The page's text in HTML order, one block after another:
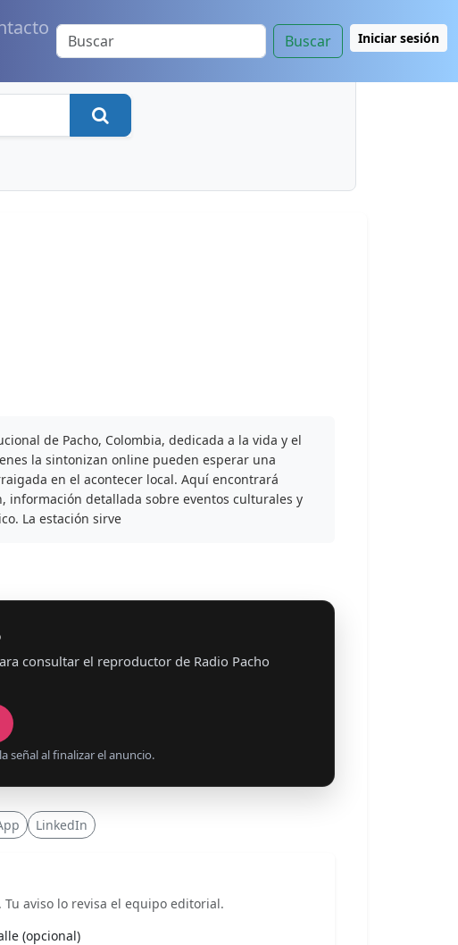
Buscar Iniciar sesión
de Pacho, Colombia, dedicada a la vida y el
la sintonizan online pueden esperar una
en el acontecer local. Aquí encontrará
información detallada sobre eventos culturales y
La estación sirve
consultar el reproductor de Radio Pacho
señal al finalizar el anuncio.
LinkedIn
aviso lo revisa el equipo editorial.
(opcional)